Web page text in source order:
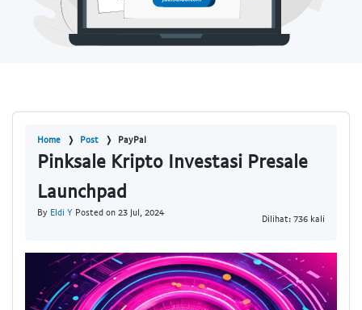
Home Post PayPal
Pinksale Kripto Investasi Presale
Launchpad
By Eldi Y Posted on 23 Jul, 2024
Dilihat: 736 kali